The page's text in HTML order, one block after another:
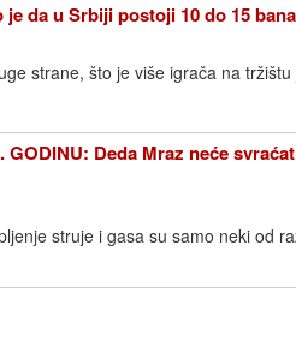
da u Srbiji postoji 10 do 15
strane, što je više igrača na tržištu
GODINU: Deda Mraz neće
struje i gasa su samo neki od